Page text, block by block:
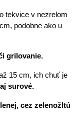
tekvice v nezrelom
podobne ako u
grilovanie.
15 cm, ich chuť je
surové.
cez zelenožltú